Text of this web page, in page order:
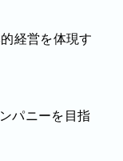
経営を体現す
パニーを目指